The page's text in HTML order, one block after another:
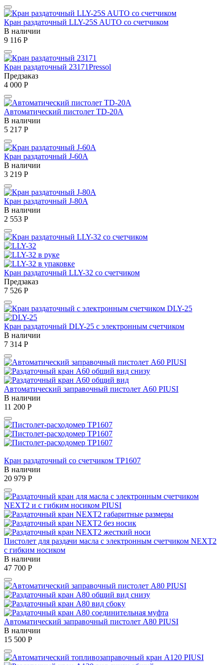
Кран раздаточный LLY-25S AUTO со счетчиком
В наличии
9 116 Р
Кран раздаточный 23171Pressol
Предзаказ
4 000 Р
Автоматический пистолет TD-20A
В наличии
5 217 Р
Кран раздаточный J-60A
В наличии
3 219 Р
Кран раздаточный J-80A
В наличии
2 553 Р
Кран раздаточный LLY-32 со счетчиком
Предзаказ
7 526 Р
Кран раздаточный DLY-25 с электронным счетчиком
В наличии
7 314 Р
Автоматический заправочный пистолет A60 PIUSI
В наличии
11 200 Р
Кран раздаточный со счетчиком TP1607
В наличии
20 979 Р
Пистолет для раздачи масла с электронным счетчиком NEXT2
с гибким носиком
В наличии
47 700 Р
Автоматический заправочный пистолет A80 PIUSI
В наличии
15 500 Р